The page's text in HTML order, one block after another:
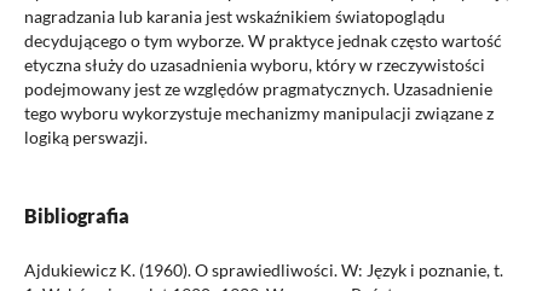
nagradzania lub karania jest wskaźnikiem światopoglądu
decydującego o tym wyborze. W praktyce jednak często wartość
etyczna służy do uzasadnienia wyboru, który w rzeczywistości
podejmowany jest ze względów pragmatycznych. Uzasadnienie
tego wyboru wykorzystuje mechanizmy manipulacji związane z
logiką perswazji.
Bibliografia
Ajdukiewicz K. (1960). O sprawiedliwości. W: Język i poznanie, t.